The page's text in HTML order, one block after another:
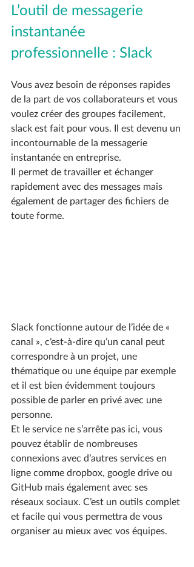
L’outil de messagerie
instantanée
professionnelle : Slack
Vous avez besoin de réponses rapides
de la part de vos collaborateurs et vous
voulez créer des groupes facilement,
slack est fait pour vous. Il est devenu un
incontournable de la messagerie
instantanée en entreprise.
Il permet de travailler et échanger
rapidement avec des messages mais
également de partager des fichiers de
toute forme.
Slack fonctionne autour de l’idée de «
canal », c’est-à-dire qu’un canal peut
correspondre à un projet, une
thématique ou une équipe par exemple
et il est bien évidemment toujours
possible de parler en privé avec une
personne.
Et le service ne s’arrête pas ici, vous
pouvez établir de nombreuses
connexions avec d’autres services en
ligne comme dropbox, google drive ou
GitHub mais également avec ses
réseaux sociaux. C’est un outils complet
et facile qui vous permettra de vous
organiser au mieux avec vos équipes.